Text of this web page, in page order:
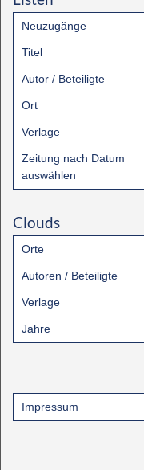
Neuzugänge
Titel
Autor / Beteiligte
Ort
Verlage
Zeitung nach Datum
auswählen
Clouds
Orte
Autoren / Beteiligte
Verlage
Jahre
Impressum